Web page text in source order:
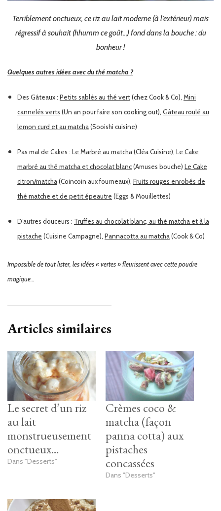
Terriblement onctueux, ce riz au lait moderne (à l’extérieur)mais
régressif à souhait (hhumm ce goût…) fond dans la bouche : du
bonheur !
Quelques autres idées avec du thé matcha ?
Des Gâteaux : Petits sablés au thé vert(chez Cook & Co), Mini
cannelés verts (Un an pour faire son cooking out), Gâteau roulé au
lemon curd et au matcha(Sooishi cuisine)
Pas mal de Cakes : Le Marbré au matcha(Cléa Cuisine), Le Cake
marbré au thé matcha et chocolat blanc(Amuses bouche) Le Cake
citron/matcha(Coincoin aux fourneaux), Fruits rouges enrobés de
thé matche et de petit épeautre (Eggs & Mouillettes)
D’autres douceurs : Truffes au chocolat blanc, au thé matcha et à la
pistache (Cuisine Campagne), Pannacotta au matcha(Cook & Co)
Impossible de tout lister, les idées « vertes » fleurissent avec cette poudre
magique…
Articles similaires
Le secret d’un riz
au lait
monstrueusement
onctueux…
Dans "Desserts"
Crèmes coco &
matcha (façon
panna cotta) aux
pistaches
concassées
Dans "Desserts"